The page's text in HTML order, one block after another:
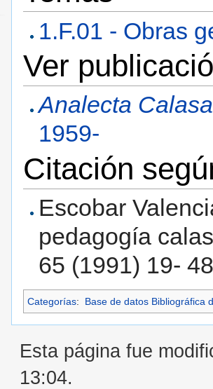
1.F.01 - Obras
Ver
Analecta
1959-
Citación
Escobar
pedagogía
65 (1991) 19-
Categorías: Base de datos Bibliográfica
Esta página fue
13:04.